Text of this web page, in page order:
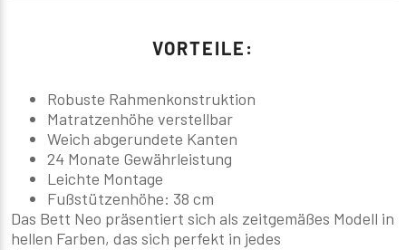
VORTEILE:
Robuste Rahmenkonstruktion
Matratzenhöhe verstellbar
Weich abgerundete Kanten
24 Monate Gewährleistung
Leichte Montage
Fußstützenhöhe: 38 cm
Das Bett Neo präsentiert sich als zeitgemäßes Modell in
hellen Farben, das sich perfekt in jedes